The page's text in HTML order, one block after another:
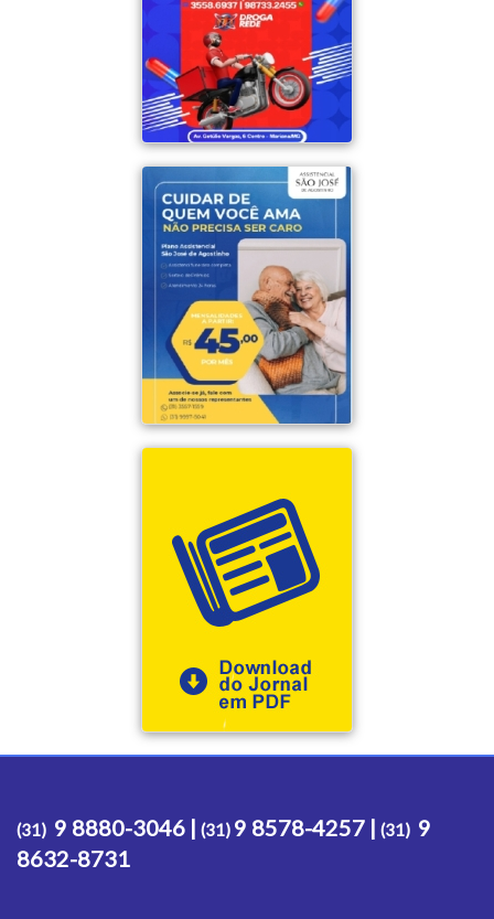
(31) 9 8880-3046 | (31) 9 8578-4257 | (31) 9
8632-8731